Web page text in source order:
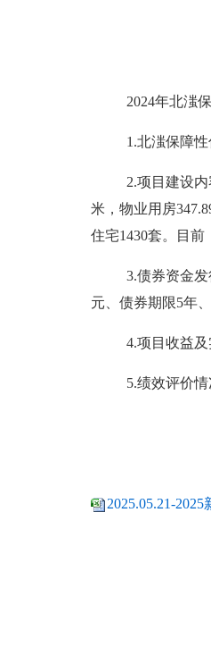
2024年北滍
1 .北滍保障
2.项目建设内
米，物业用房
住宅1430套。 目前
3.债券资金
元、 债券期限5年
4.项目收益
5.绩效评价
2025.05.21-